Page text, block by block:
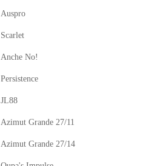
Auspro
Scarlet
Anche No!
Persistence
JL88
Azimut Grande 27/11
Azimut Grande 27/14